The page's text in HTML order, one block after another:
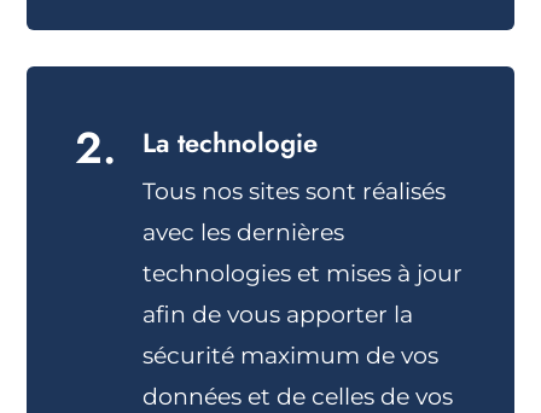
2. La technologie
Tous nos sites sont réalisés
avec les dernières
technologies et mises à jour
afin de vous apporter la
sécurité maximum de vos
données et de celles de vos